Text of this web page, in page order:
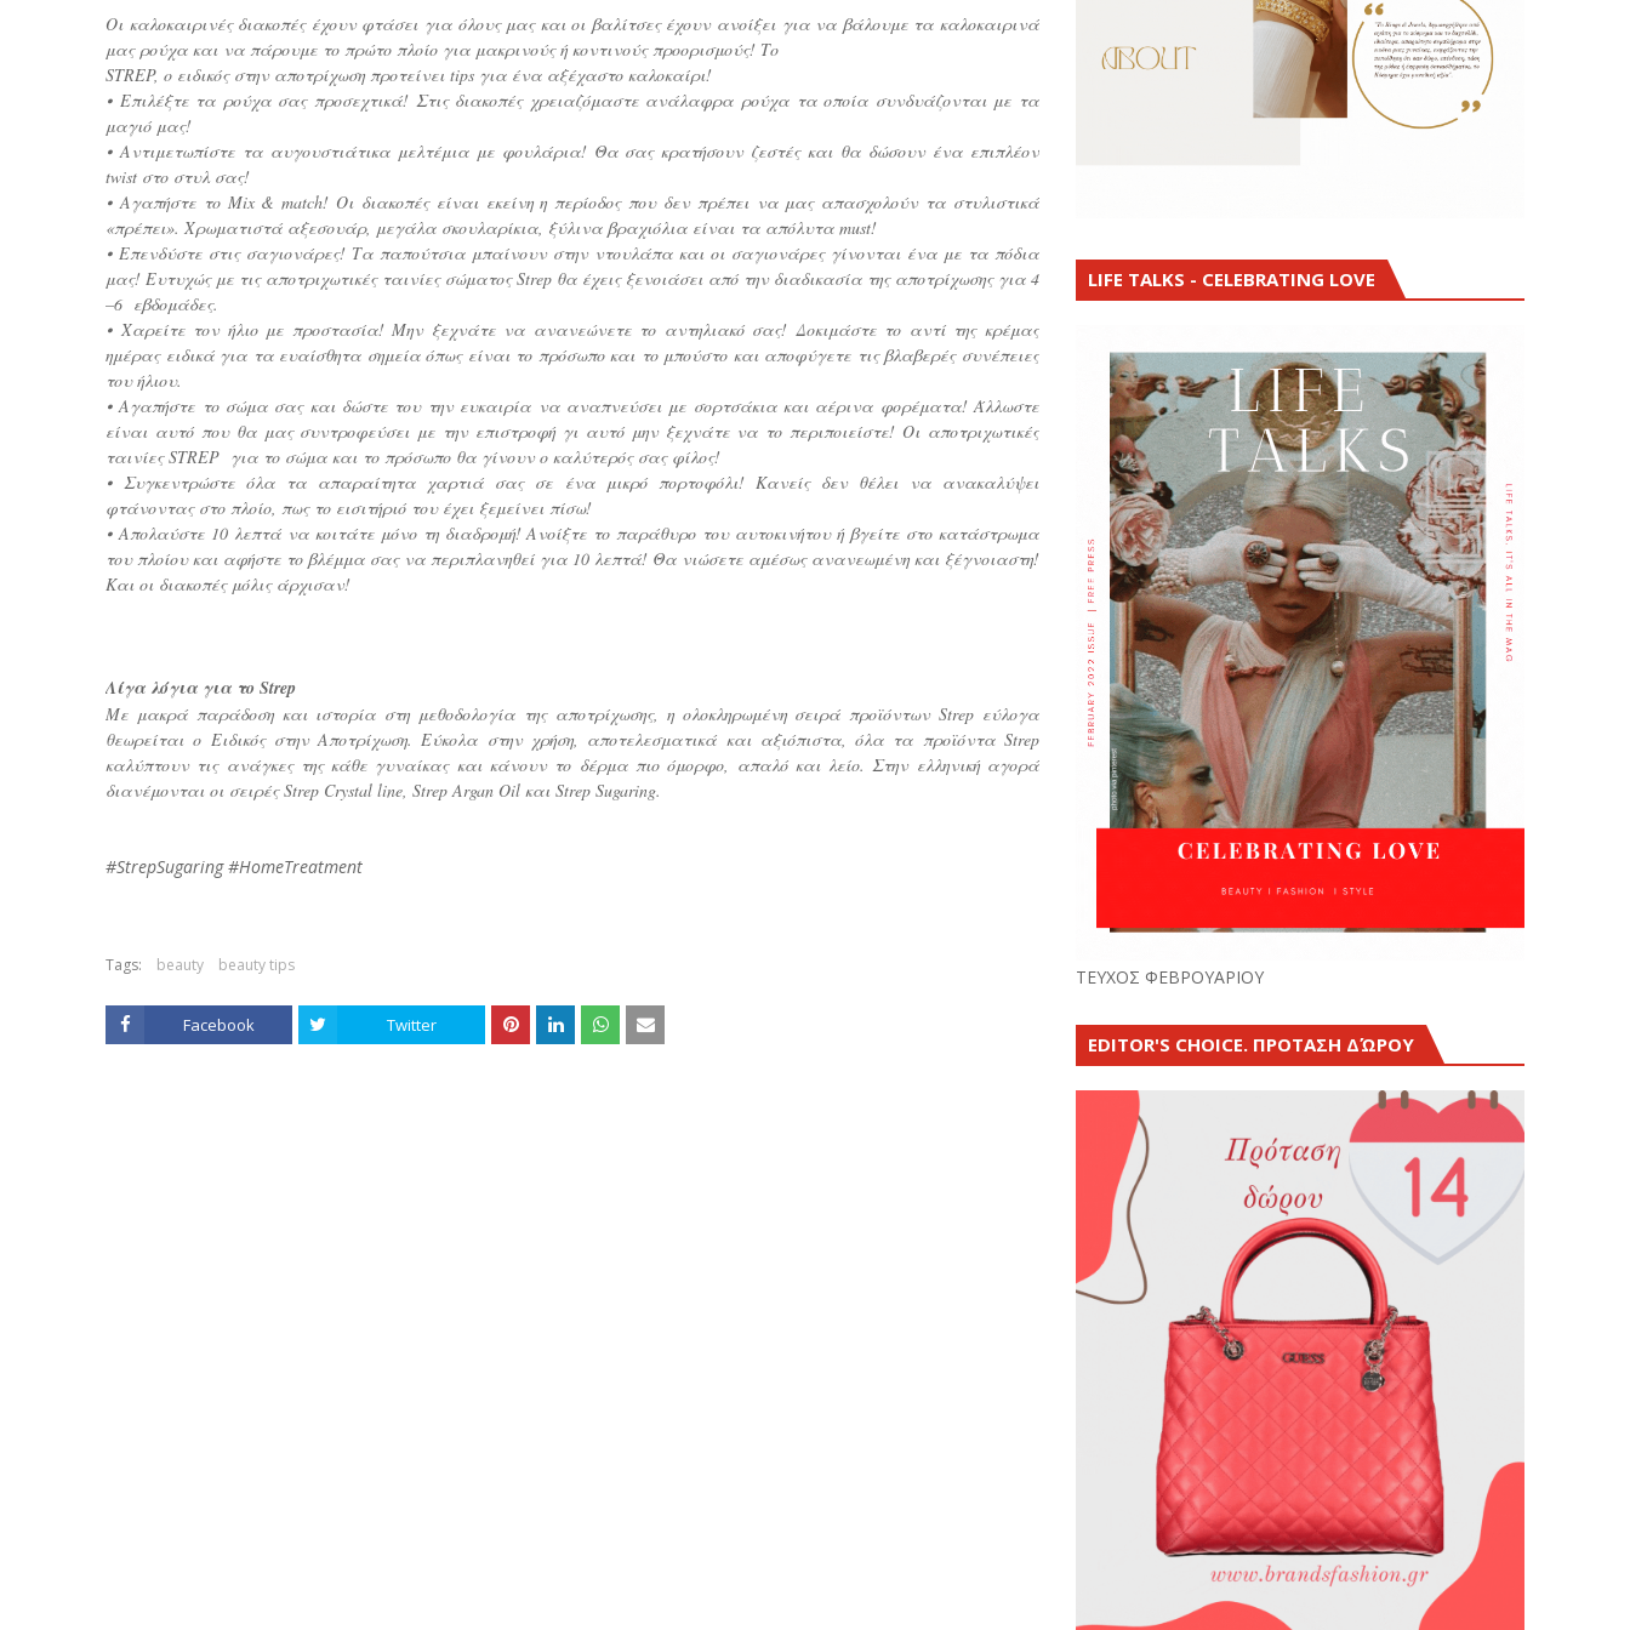
Οι καλοκαιρινές διακοπές έχουν φτάσει για όλους μας και οι βαλίτσες έχουν ανοίξει για να βάλουμε τα καλοκαιρινά
μας ρούχα και να πάρουμε το πρώτο πλοίο για μακρινούς ή κοντινούς προορισμούς! Τo
STREP, ο ειδικός στην αποτρίχωση προτείνει tips για ένα αξέχαστο καλοκαίρι!
⦁ Επιλέξτε τα ρούχα σας προσεχτικά! Στις διακοπές χρειαζόμαστε ανάλαφρα ρούχα τα οποία συνδυάζονται με τα
μαγιό μας!
⦁ Αντιμετωπίστε τα αυγουστιάτικα μελτέμια με φουλάρια! Θα σας κρατήσουν ζεστές και θα δώσουν ένα επιπλέον
twist στο στυλ σας!
⦁ Αγαπήστε το Mix & match! Οι διακοπές είναι εκείνη η περίοδος που δεν πρέπει να μας απασχολούν τα στυλιστικά
«πρέπει». Χρωματιστά αξεσουάρ, μεγάλα σκουλαρίκια, ξύλινα βραχιόλια είναι τα απόλυτα must!
⦁ Επενδύστε στις σαγιονάρες! Τα παπούτσια μπαίνουν στην ντουλάπα και οι σαγιονάρες γίνονται ένα με τα πόδια
μας! Ευτυχώς με τις αποτριχωτικές ταινίες σώματος Strep θα έχεις ξενοιάσει από την διαδικασία της αποτρίχωσης για 4
–6 εβδομάδες.
⦁ Χαρείτε τον ήλιο με προστασία! Μην ξεχνάτε να ανανεώνετε το αντηλιακό σας! Δοκιμάστε το αντί της κρέμας
ημέρας ειδικά για τα ευαίσθητα σημεία όπως είναι το πρόσωπο και το μπούστο και αποφύγετε τις βλαβερές συνέπειες
του ήλιου.
⦁ Αγαπήστε το σώμα σας και δώστε του την ευκαιρία να αναπνεύσει με σορτσάκια και αέρινα φορέματα! Άλλωστε
είναι αυτό που θα μας συντροφεύσει με την επιστροφή γι αυτό μην ξεχνάτε να το περιποιείστε! Οι αποτριχωτικές
ταινίες STREP για το σώμα και το πρόσωπο θα γίνουν ο καλύτερός σας φίλος!
⦁ Συγκεντρώστε όλα τα απαραίτητα χαρτιά σας σε ένα μικρό πορτοφόλι! Κανείς δεν θέλει να ανακαλύψει
φτάνοντας στο πλοίο, πως το εισιτήριό του έχει ξεμείνει πίσω!
⦁ Απολαύστε 10 λεπτά να κοιτάτε μόνο τη διαδρομή! Ανοίξτε το παράθυρο του αυτοκινήτου ή βγείτε στο κατάστρωμα
του πλοίου και αφήστε το βλέμμα σας να περιπλανηθεί για 10 λεπτά! Θα νιώσετε αμέσως ανανεωμένη και ξέγνοιαστη!
Και οι διακοπές μόλις άρχισαν!
Λίγα λόγια για το Strep
Με μακρά παράδοση και ιστορία στη μεθοδολογία της αποτρίχωσης, η ολοκληρωμένη σειρά προϊόντων Strep εύλογα
θεωρείται ο Ειδικός στην Αποτρίχωση. Εύκολα στην χρήση, αποτελεσματικά και αξιόπιστα, όλα τα προϊόντα Strep
καλύπτουν τις ανάγκες της κάθε γυναίκας και κάνουν το δέρμα πιο όμορφο, απαλό και λείο. Στην ελληνική αγορά
διανέμονται οι σειρές Strep Crystal line, Strep Argan Oil και Strep Sugaring.
#StrepSugaring #HomeTreatment
Tags: beauty beauty tips
Facebook Twitter
LIFE TALKS - CELEBRATING LOVE
ΤΕΥΧΟΣ ΦΕΒΡΟΥΑΡΙΟΥ
EDITOR'S CHOICE. ΠΡΟΤΑΣΗ ΔΏΡΟΥ